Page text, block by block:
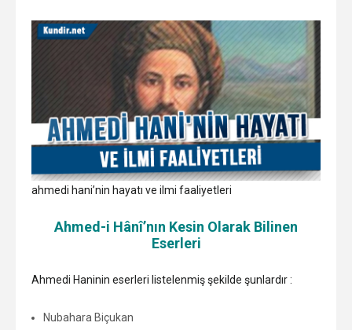
ahmedi hani’nin hayatı ve ilmi faaliyetleri
Ahmed-i Hânî’nın Kesin Olarak Bilinen
Eserleri
Ahmedi Haninin eserleri listelenmiş şekilde şunlardır :
Nubahara Biçukan